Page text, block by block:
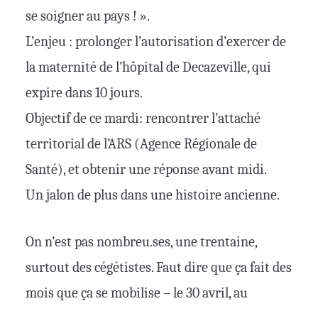
se soigner au pays ! ».
L’enjeu : prolonger l’autorisation d’exercer de
la maternité de l’hôpital de Decazeville, qui
expire dans 10 jours.
Objectif de ce mardi: rencontrer l’attaché
territorial de l’ARS (Agence Régionale de
Santé), et obtenir une réponse avant midi.
Un jalon de plus dans une histoire ancienne.
On n’est pas nombreu.ses, une trentaine,
surtout des cégétistes. Faut dire que ça fait des
mois que ça se mobilise – le 30 avril, au